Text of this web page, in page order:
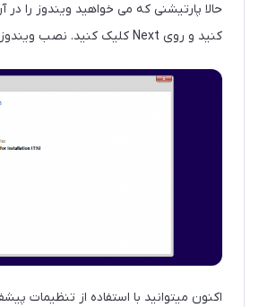
حالا پارتیشنی که می خواهید ویندوز را
کنید و روی Next کلیک کنید. نصب ویندوز 10 آغاز خواهد شد.
اکنون میتوانید با استفاده از تنظیمات